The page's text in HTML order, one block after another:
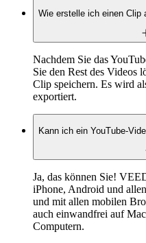
Wie erstelle ich einen Clip
Nachdem Sie das
Sie den Rest des Videos
Clip speichern. Es wird
exportiert.
Kann ich ein YouTube-
Ja, das können Sie!
iPhone, Android und
und mit allen mobilen
auch einwandfrei auf
Computern.